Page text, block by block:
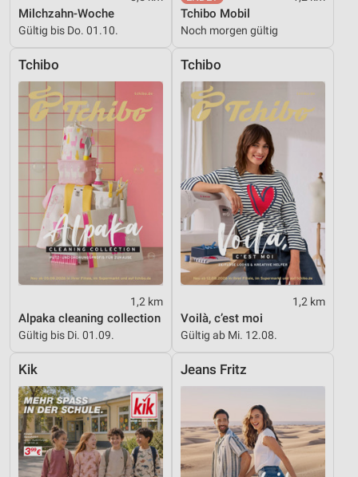
Milchzahn-Woche
Gültig bis Do. 01.10.
Tchibo Mobil
Noch morgen gültig
Tchibo
1,2 km
Alpaka cleaning collection
Gültig bis Di. 01.09.
Tchibo
1,2 km
Voilà, c’est moi
Gültig ab Mi. 12.08.
Kik Jeans Fritz
Erstellung von Profilen für personalisierte
Werbung
Verwendung von Profilen zur Auswahl
Erstellung von Profilen zur Personalisierung
von Inhalten
Verwendung von Profilen zur Auswahl
personalisierter Inhalte
Messung der Werbeleistung
Messung der Performance von Inhalten
Analyse von Zielgruppen durch Statistiken oder
Kombinationen von Daten aus verschiedenen
Entwicklung und Verbesserung der Angebote
Inhalten
IAB-Besonderheiten:
Verwendung genauer Standortdaten
Geräte anhand von aktiv angeforderten
Informationen identifizieren